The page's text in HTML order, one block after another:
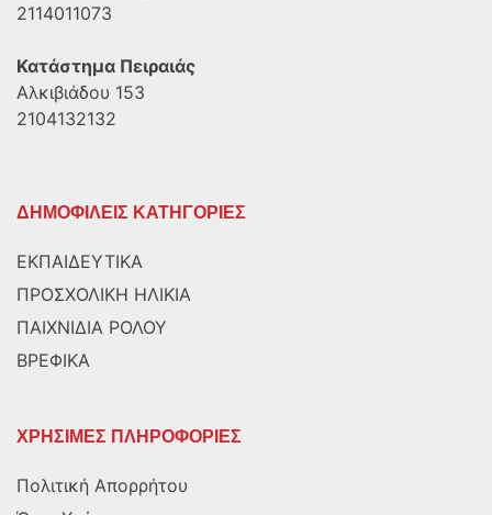
2114011073
Κατάστημα Πειραιάς
Αλκιβιάδου 153
2104132132
ΔΗΜΟΦΙΛΕΙΣ ΚΑΤΗΓΟΡΙΕΣ
ΕΚΠΑΙΔΕΥΤΙΚΑ
ΠΡΟΣΧΟΛΙΚΗ ΗΛΙΚΙΑ
ΠΑΙΧΝΙΔΙΑ ΡΟΛΟΥ
ΒΡΕΦΙΚΑ
ΧΡΗΣΙΜΕΣ ΠΛΗΡΟΦΟΡΙΕΣ
Πολιτική Απορρήτου